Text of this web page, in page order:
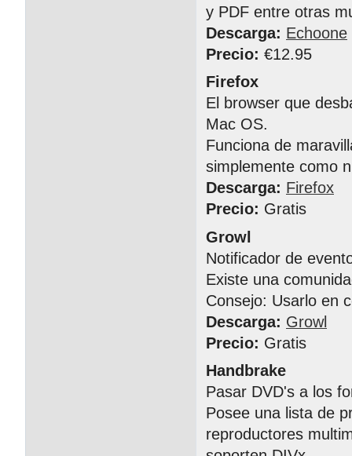
y PDF entre otras
Descarga: Echoone
Precio: €12.95
Firefox
El browser que
Mac OS.
Funciona de
simplemente como
Descarga: Firefox
Precio: Gratis
Growl
Notificador de
Existe una
Consejo: Usarlo en
Descarga: Growl
Precio: Gratis
Handbrake
Pasar DVD's a los
Posee una lista de
reproductores